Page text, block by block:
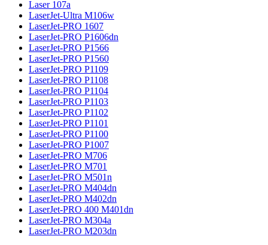
Laser 107a
LaserJet-Ultra M106w
LaserJet-PRO 1607
LaserJet-PRO P1606dn
LaserJet-PRO P1566
LaserJet-PRO P1560
LaserJet-PRO P1109
LaserJet-PRO P1108
LaserJet-PRO P1104
LaserJet-PRO P1103
LaserJet-PRO P1102
LaserJet-PRO P1101
LaserJet-PRO P1100
LaserJet-PRO P1007
LaserJet-PRO M706
LaserJet-PRO M701
LaserJet-PRO M501n
LaserJet-PRO M404dn
LaserJet-PRO M402dn
LaserJet-PRO 400 M401dn
LaserJet-PRO M304a
LaserJet-PRO M203dn